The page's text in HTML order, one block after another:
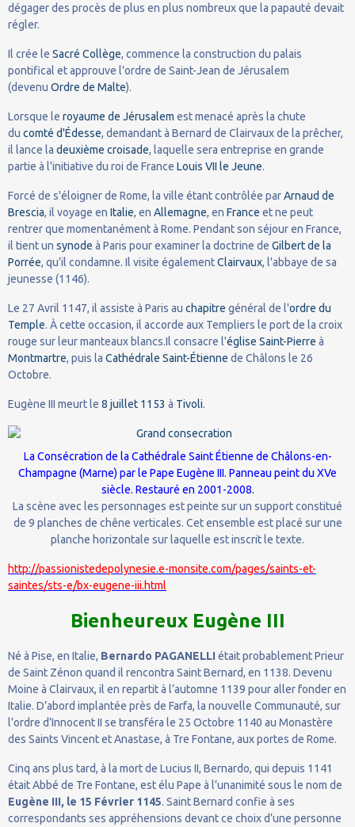
dégager des procès de plus en plus nombreux que la papauté devait
régler.
Il crée le Sacré Collège, commence la construction du palais
pontifical et approuve l'ordre de Saint-Jean de Jérusalem
(devenu Ordre de Malte).
Lorsque le royaume de Jérusalem est menacé après la chute
du comté d'Édesse, demandant à Bernard de Clairvaux de la prêcher,
il lance la deuxième croisade, laquelle sera entreprise en grande
partie à l'initiative du roi de France Louis VII le Jeune.
Forcé de s'éloigner de Rome, la ville étant contrôlée parArnaud de
Brescia, il voyage en Italie, en Allemagne, en France et ne peut
rentrer que momentanément à Rome. Pendant son séjour en France,
il tient un synode à Paris pour examiner la doctrine de Gilbert de la
Porrée, qu’il condamne. Il visite égalementClairvaux, l'abbaye de sa
jeunesse (1146).
Le 27 Avril 1147, il assiste à Paris au chapitre général de l'ordre du
Temple. À cette occasion, il accorde aux Templiers le port de la croix
rouge sur leur manteaux blancs.Il consacre l'église Saint-Pierre à
Montmartre, puis la Cathédrale Saint-Étienne de Châlons le 26
Octobre.
Eugène III meurt le 8 juillet 1153 à Tivoli.
La Consécration de la Cathédrale Saint Étienne de Châlons-en-
Champagne (Marne) par le Pape Eugène III. Panneau peint du XVe
siècle. Restauré en 2001-2008.
La scène avec les personnages est peinte sur un support constitué
de 9 planches de chêne verticales. Cet ensemble est placé sur une
planche horizontale sur laquelle est inscrit le texte.
http://passionistedepolynesie.e-monsite.com/pages/saints-et-
saintes/sts-e/bx-eugene-iii.html
Bienheureux Eugène III
Né à Pise, en Italie, Bernardo PAGANELLI était probablement Prieur
de Saint Zénon quand il rencontra Saint Bernard, en 1138. Devenu
Moine à Clairvaux, il en repartit à l’automne 1139 pour aller fonder en
Italie. D’abord implantée près de Farfa, la nouvelle Communauté, sur
l’ordre d’Innocent II se transféra le 25 Octobre 1140 au Monastère
des Saints Vincent et Anastase, à Tre Fontane, aux portes de Rome.
Cinq ans plus tard, à la mort de Lucius II, Bernardo, qui depuis 1141
était Abbé de Tre Fontane, est élu Pape à l’unanimité sous le nom de
Eugène III, le 15 Février 1145. Saint Bernard confie à ses
correspondants ses appréhensions devant ce choix d’une personne